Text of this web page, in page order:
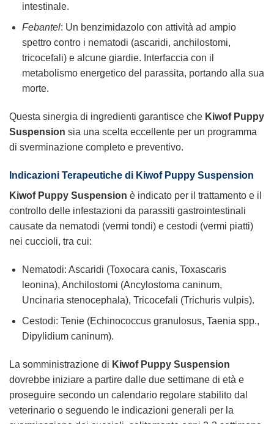
intestinale.
Febantel: Un benzimidazolo con attività ad ampio
spettro contro i nematodi (ascaridi, anchilostomi,
tricocefali) e alcune giardie. Interfaccia con il
metabolismo energetico del parassita, portando alla sua
morte.
Questa sinergia di ingredienti garantisce che Kiwof Puppy
Suspension sia una scelta eccellente per un programma
di sverminazione completo e preventivo.
Indicazioni Terapeutiche di Kiwof Puppy Suspension
Kiwof Puppy Suspension è indicato per il trattamento e il
controllo delle infestazioni da parassiti gastrointestinali
causate da nematodi (vermi tondi) e cestodi (vermi piatti)
nei cuccioli, tra cui:
Nematodi: Ascaridi (Toxocara canis, Toxascaris
leonina), Anchilostomi (Ancylostoma caninum,
Uncinaria stenocephala), Tricocefali (Trichuris vulpis).
Cestodi: Tenie (Echinococcus granulosus, Taenia spp.,
Dipylidium caninum).
La somministrazione di Kiwof Puppy Suspension
dovrebbe iniziare a partire dalle due settimane di età e
proseguire secondo un calendario regolare stabilito dal
veterinario o seguendo le indicazioni generali per la